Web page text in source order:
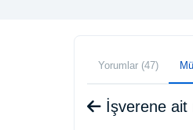
Yorumlar (47)
İşverene ait